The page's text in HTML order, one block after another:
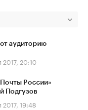
аудиторию
2017, 20:10
России»
Подгузов
19:48